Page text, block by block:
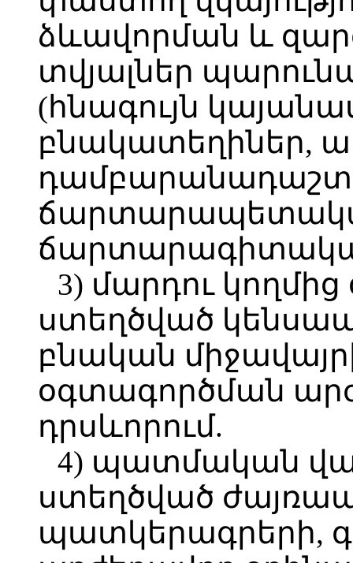
ձևավորման և
տվյալներ
(հնագույն
բնակատեղիներ,
ճարտարագիտական
3) մարդու
ստեղծված
բնական
օգտագործման
դրսևորում.
4) պատմական
ստեղծված
պատկերագրերի,